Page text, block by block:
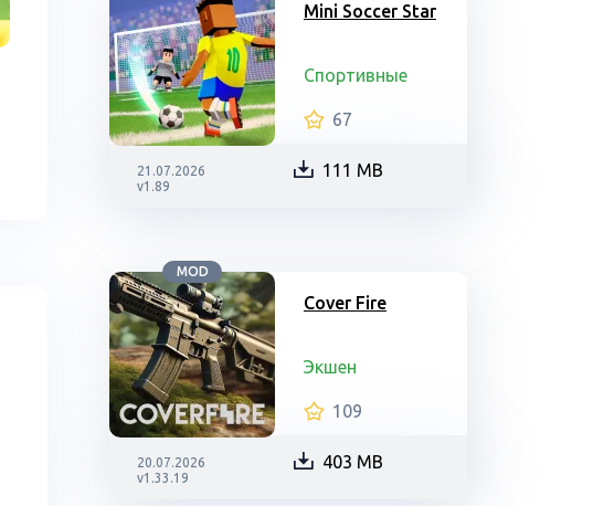
Mini Soccer Star
Спортивные
67
21.07.2026
v1.89
111 MB
MOD
Cover Fire
Экшен
109
20.07.2026
v1.33.19
403 MB